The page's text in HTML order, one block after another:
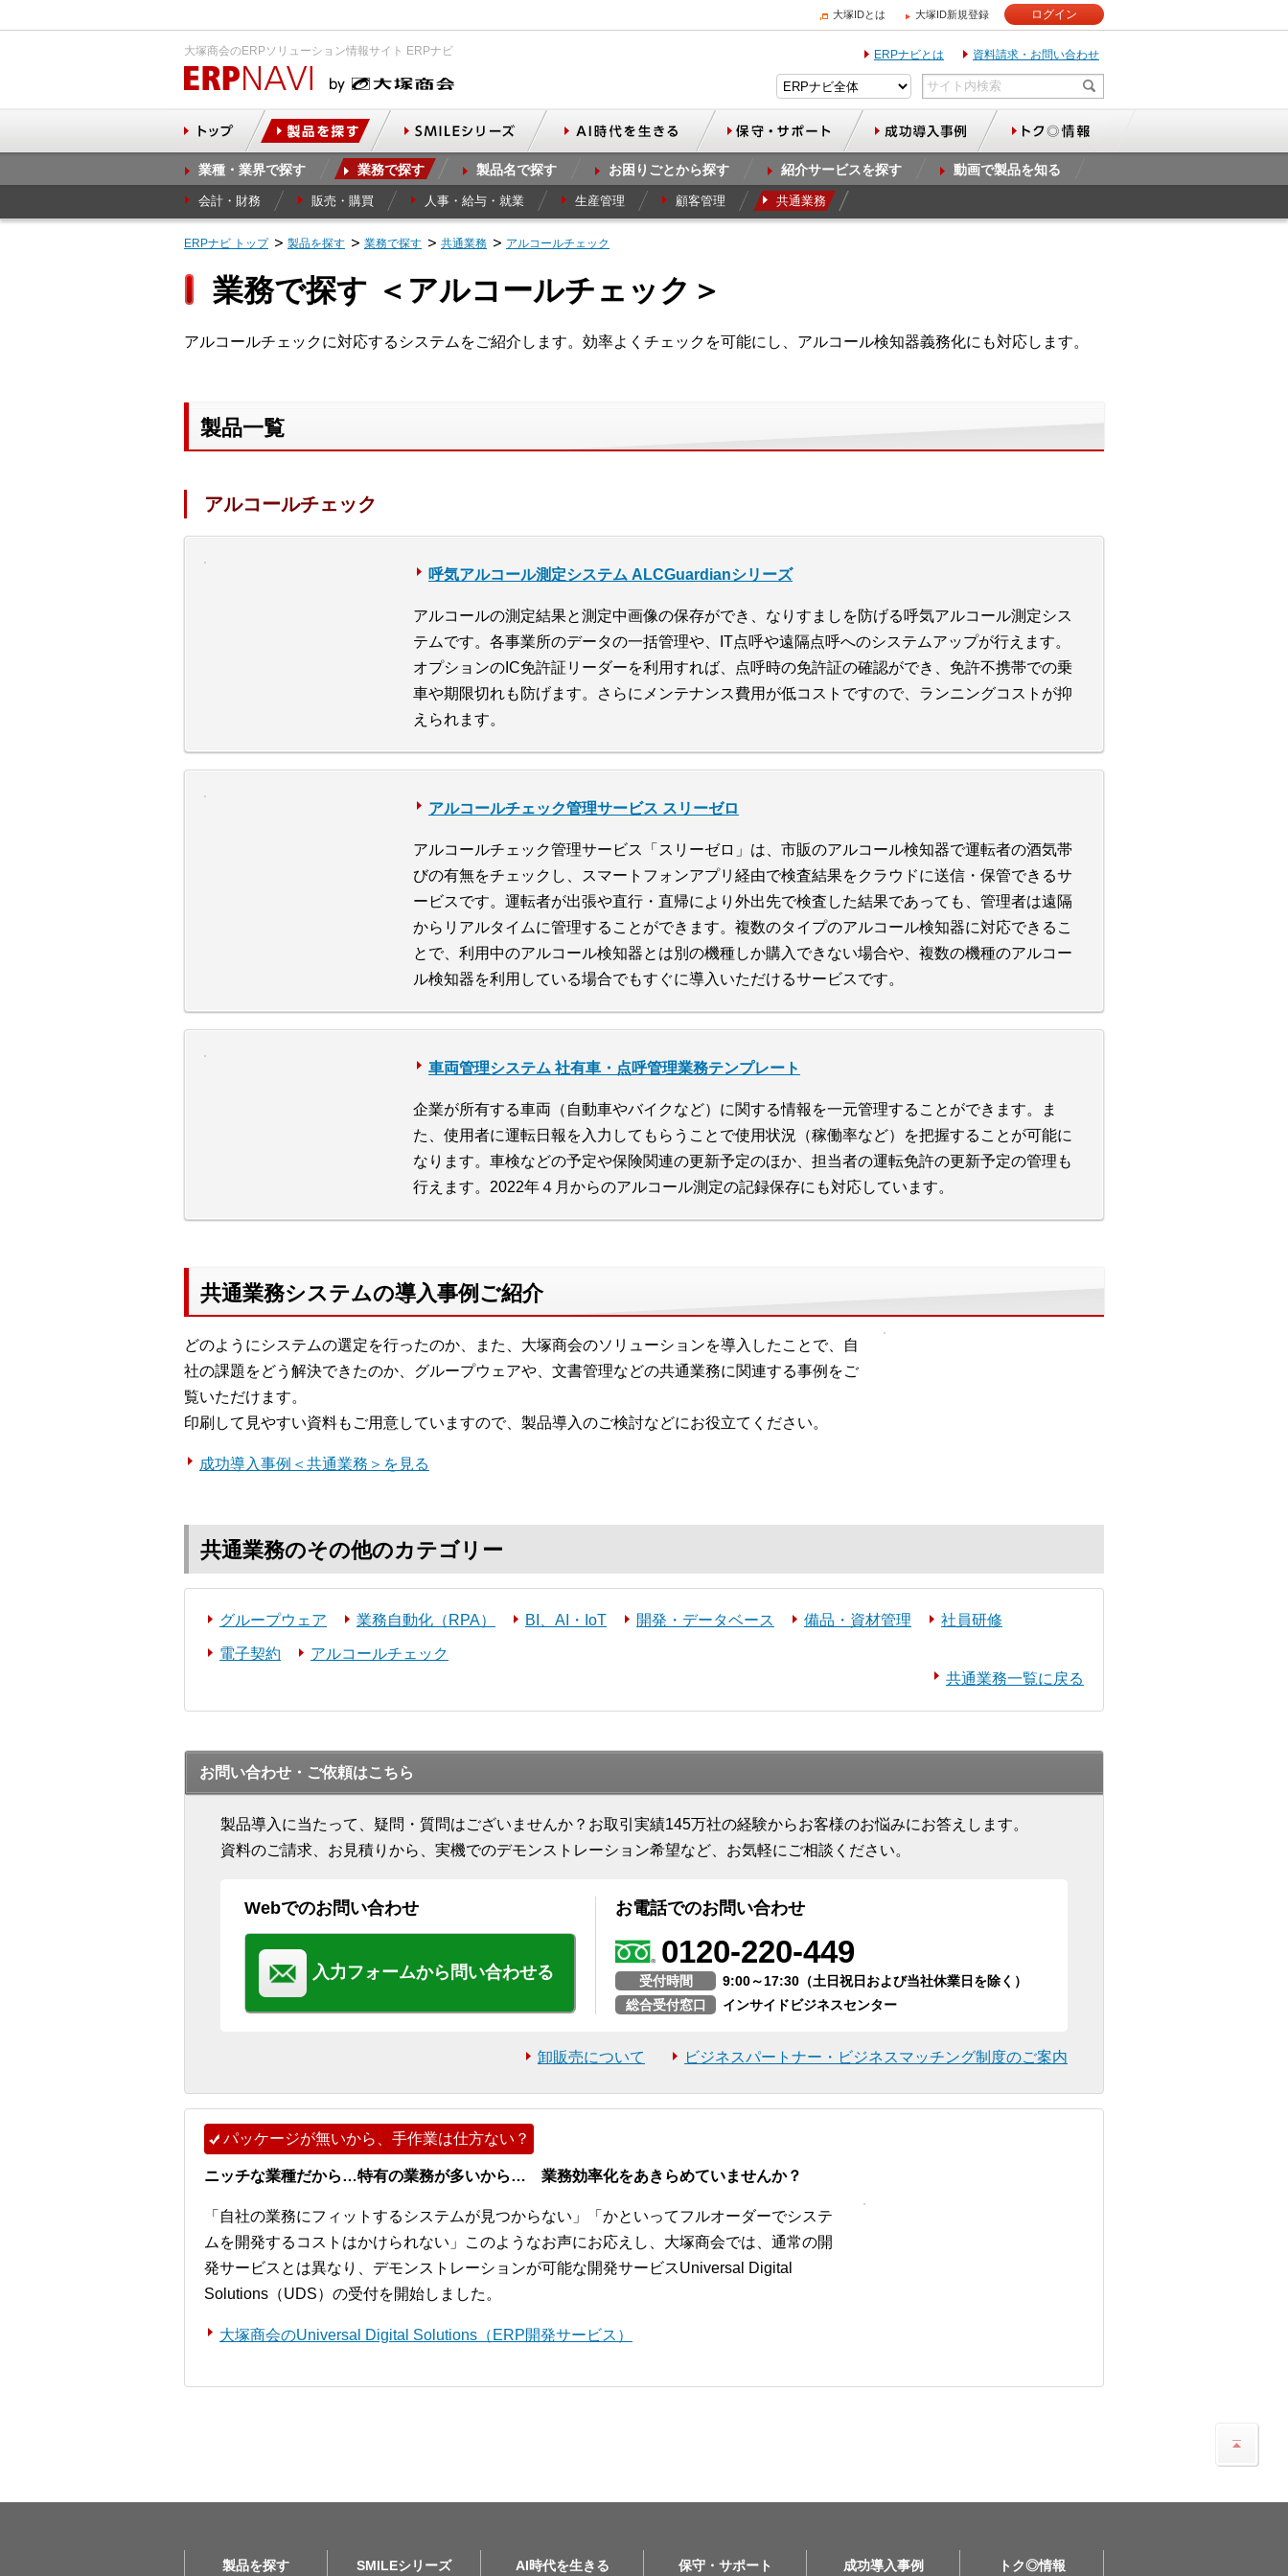
大塚IDとは 大塚ID新規登録 ログイン
大塚商会のERPソリューション情報サイト ERPナビ ERPナビとは 資料請求・お問い合わせ
業種・業界で探す 業務で探す 製品名で探す お困りごとから探す 紹介サービスを探す 動画で製品を知る
会計・財務 販売・購買 人事・給与・就業 生産管理 顧客管理 共通業務
ERPナビ トップ 製品を探す 業務で探す 共通業務 アルコールチェック
業務で探す ＜アルコールチェック＞
アルコールチェックに対応するシステムをご紹介します。効率よくチェックを可能にし、アルコール検知器義務化にも対応します。
製品一覧
アルコールチェック
呼気アルコール測定システム ALCGuardianシリーズ
アルコールの測定結果と測定中画像の保存ができ、なりすましを防げる呼気アルコール測定シス
テムです。各事業所のデータの一括管理や、IT点呼や遠隔点呼へのシステムアップが行えます。
オプションのIC免許証リーダーを利用すれば、点呼時の免許証の確認ができ、免許不携帯での乗
車や期限切れも防げます。さらにメンテナンス費用が低コストですので、ランニングコストが抑
えられます。
アルコールチェック管理サービス スリーゼロ
アルコールチェック管理サービス「スリーゼロ」は、市販のアルコール検知器で運転者の酒気帯
びの有無をチェックし、スマートフォンアプリ経由で検査結果をクラウドに送信・保管できるサ
ービスです。運転者が出張や直行・直帰により外出先で検査した結果であっても、管理者は遠隔
からリアルタイムに管理することができます。複数のタイプのアルコール検知器に対応できるこ
とで、利用中のアルコール検知器とは別の機種しか購入できない場合や、複数の機種のアルコー
ル検知器を利用している場合でもすぐに導入いただけるサービスです。
車両管理システム 社有車・点呼管理業務テンプレート
企業が所有する車両（自動車やバイクなど）に関する情報を一元管理することができます。ま
た、使用者に運転日報を入力してもらうことで使用状況（稼働率など）を把握することが可能に
なります。車検などの予定や保険関連の更新予定のほか、担当者の運転免許の更新予定の管理も
行えます。2022年４月からのアルコール測定の記録保存にも対応しています。
共通業務システムの導入事例ご紹介
どのようにシステムの選定を行ったのか、また、大塚商会のソリューションを導入したことで、自
社の課題をどう解決できたのか、グループウェアや、文書管理などの共通業務に関連する事例をご
覧いただけます。
印刷して見やすい資料もご用意していますので、製品導入のご検討などにお役立てください。
成功導入事例＜共通業務＞を見る
共通業務のその他のカテゴリー
グループウェア 業務自動化（RPA） BI、AI・IoT 開発・データベース 備品・資材管理 社員研修
電子契約
アルコールチェック
共通業務一覧に戻る
お問い合わせ・ご依頼はこちら
製品導入に当たって、疑問・質問はございませんか？お取引実績145万社の経験からお客様のお悩みにお答えします。
資料のご請求、お見積りから、実機でのデモンストレーション希望など、お気軽にご相談ください。
Webでのお問い合わせ
入力フォームから問い合わせる
お電話でのお問い合わせ
0120-220-449
受付時間
9:00～17:30（土日祝日および当社休業日を除く）
総合受付窓口
インサイドビジネスセンター
卸販売について ビジネスパートナー・ビジネスマッチング制度のご案内
パッケージが無いから、手作業は仕方ない？
ニッチな業種だから…特有の業務が多いから… 業務効率化をあきらめていませんか？
「自社の業務にフィットするシステムが見つからない」「かといってフルオーダーでシステ
ムを開発するコストはかけられない」このようなお声にお応えし、大塚商会では、通常の開
発サービスとは異なり、デモンストレーションが可能な開発サービスUniversal Digital
Solutions（UDS）の受付を開始しました。
大塚商会のUniversal Digital Solutions（ERP開発サービス）
製品を探す SMILEシリーズ AI時代を生きる 保守・サポート 成功導入事例 トク◎情報